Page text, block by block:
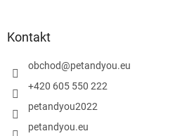
Kontakt
obchod@petandyou.eu
+420 605 550 222
petandyou2022
petandyou.eu